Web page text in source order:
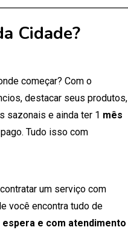
Cidade?
começar? Com o
destacar seus produtos,
sazonais e ainda ter 1 mês
Tudo isso com
um serviço com
você encontra tudo de
e com atendimento